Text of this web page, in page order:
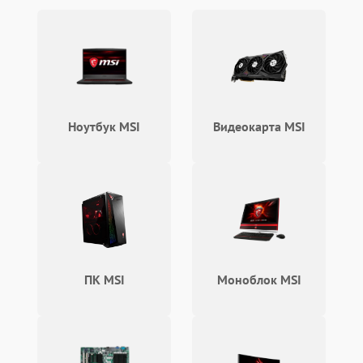
выполняем замену дисплеев, ремонт материнских
плат, восстановление разъемов и замену
аккумуляторов. Особое внимание уделяется
Для клиентов доступен профессиональный ремонт
Организация процесса ремонта
Первоначальным этапом является бесплатная
диагностика в сервисном центре FIX-MSI. Эта
необходимых работ и составить детализированную
Ноутбук MSI Видеокарта MSI
ПК MSI Моноблок MSI